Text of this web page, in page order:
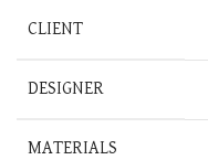
CLIENT
DESIGNER
MATERIALS